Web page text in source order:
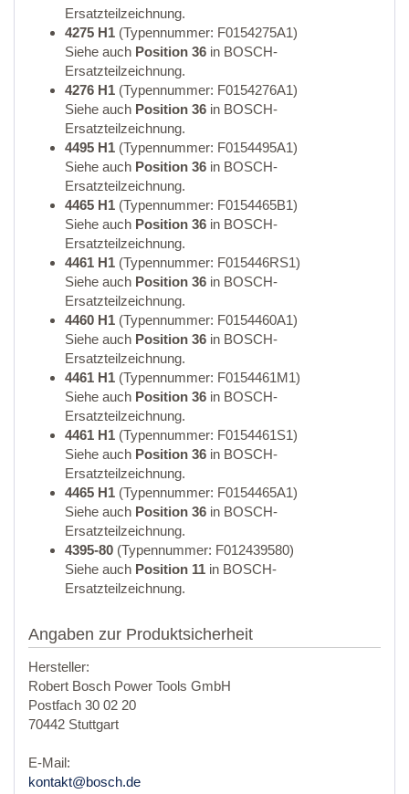
Ersatzteilzeichnung.
4275 H1 (Typennummer: F0154275A1)
Siehe auch Position 36 in BOSCH-
Ersatzteilzeichnung.
4276 H1 (Typennummer: F0154276A1)
Siehe auch Position 36 in BOSCH-
Ersatzteilzeichnung.
4495 H1 (Typennummer: F0154495A1)
Siehe auch Position 36 in BOSCH-
Ersatzteilzeichnung.
4465 H1 (Typennummer: F0154465B1)
Siehe auch Position 36 in BOSCH-
Ersatzteilzeichnung.
4461 H1 (Typennummer: F015446RS1)
Siehe auch Position 36 in BOSCH-
Ersatzteilzeichnung.
4460 H1 (Typennummer: F0154460A1)
Siehe auch Position 36 in BOSCH-
Ersatzteilzeichnung.
4461 H1 (Typennummer: F0154461M1)
Siehe auch Position 36 in BOSCH-
Ersatzteilzeichnung.
4461 H1 (Typennummer: F0154461S1)
Siehe auch Position 36 in BOSCH-
Ersatzteilzeichnung.
4465 H1 (Typennummer: F0154465A1)
Siehe auch Position 36 in BOSCH-
Ersatzteilzeichnung.
4395-80 (Typennummer: F012439580)
Siehe auch Position 11 in BOSCH-
Ersatzteilzeichnung.
Angaben zur Produktsicherheit
Hersteller:
Robert Bosch Power Tools GmbH
Postfach 30 02 20
70442 Stuttgart
E-Mail:
kontakt@bosch.de